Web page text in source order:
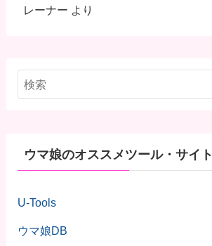
レーナー より
ウマ娘のオススメツール・サイト
U-Tools
ウマ娘DB